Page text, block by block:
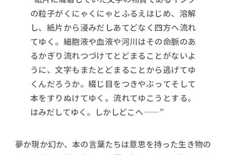
の粒子がくにゃくにゃとふるえはじめ、溶解
し、紙片から浸みだしあてどなく四方へ流れ
てゆく。細胞液や血液や河川はその命脈のあ
るかぎり流れつづけてとどまることがないよ
うに、文字もまたとどまることから逃げてゆ
くんだろうか。綴じ目をつきやぶってそして
本をすりぬけてゆく。流れてゆこうとする。
はみだしてゆく。しかしどこへ――”
夢か現か幻か、本の言葉たちは意思を持った生き物の